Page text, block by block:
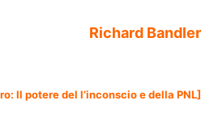
Richard Bandler
Il potere del l’inconscio e della PNL]